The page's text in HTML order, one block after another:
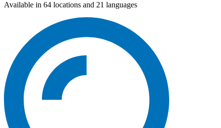
Available in 64 locations and 21 languages